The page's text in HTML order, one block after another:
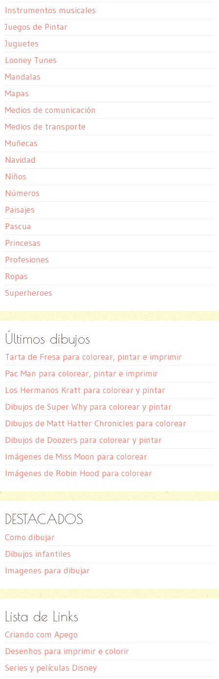
Instrumentos musicales
Juegos de Pintar
Juguetes
Looney Tunes
Mandalas
Mapas
Medios de comunicación
Medios de transporte
Muñecas
Navidad
Niños
Números
Paisajes
Pascua
Princesas
Profesiones
Ropas
Superheroes
Últimos dibujos
Tarta de Fresa para colorear, pintar e imprimir
Pac Man para colorear, pintar e imprimir
Los Hermanos Kratt para colorear y pintar
Dibujos de Super Why para colorear y pintar
Dibujos de Matt Hatter Chronicles para colorear
Dibujos de Doozers para colorear y pintar
Imágenes de Miss Moon para colorear
Imágenes de Robin Hood para colorear
DESTACADOS
Como dibujar
Dibujos infantiles
Imagenes para dibujar
Lista de Links
Criando com Apego
Desenhos para imprimir e colorir
Series y películas Disney